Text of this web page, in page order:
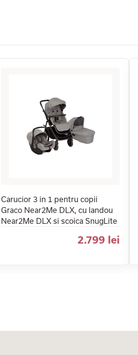
Carucior 3 in 1 pentru copii
Graco Near2Me DLX, cu landou
Near2Me DLX si scoica SnugLite
2.799 lei